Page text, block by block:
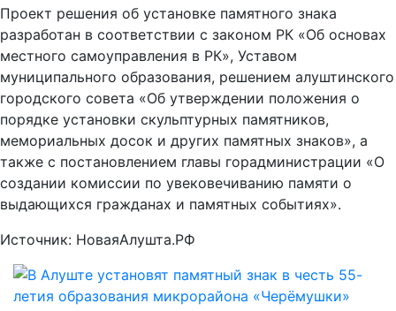
Проект решения об установке памятного знака
разработан в соответствии с законом РК «Об основах
местного самоуправления в РК», Уставом
муниципального образования, решением алуштинского
городского совета «Об утверждении положения о
порядке установки скульптурных памятников,
мемориальных досок и других памятных знаков», а
также с постановлением главы горадминистрации «О
создании комиссии по увековечиванию памяти о
выдающихся гражданах и памятных событиях».
Источник: НоваяАлушта.РФ